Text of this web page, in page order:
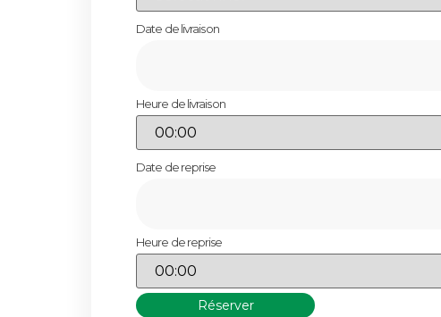
Date de livraison
Heure de livraison
Date de reprise
Heure de reprise
Réserver